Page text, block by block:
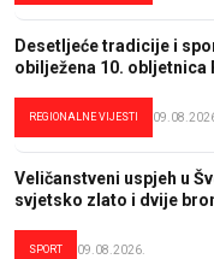
Desetljeće tradicije i
obilježena 10. obljetnica
REGIONALNE VIJESTI
Veličanstveni uspjeh u
svjetsko zlato i dvije
SPORT 09.08.2026.